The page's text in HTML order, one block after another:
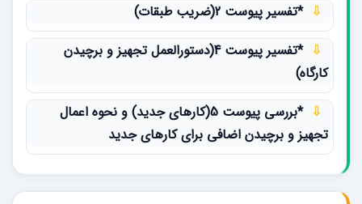
*تفسیر پیوست 2(ضریب طبقات)
*تفسیر پیوست 4(دستورالعمل تجهیز و برچیدن
کارگاه)
*بررسی پیوست 5(کارهای جدید) و نحوه اعمال
تجهیز و برچیدن اضافی برای کارهای جدید